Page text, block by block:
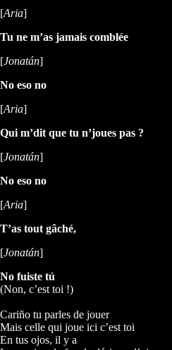
[Aria]
Tu ne m’as jamais comblée
[Jonatán]
No eso no
[Aria]
Qui m’dit que tu n’joues pas ?
[Jonatán]
No eso no
[Aria]
T’as tout gâché,
[Jonatán]
No fuiste tú
(Non, c’est toi !)
Cariño tu parles de jouer
Mais celle qui joue ici c’est toi
En tus ojos, il y a